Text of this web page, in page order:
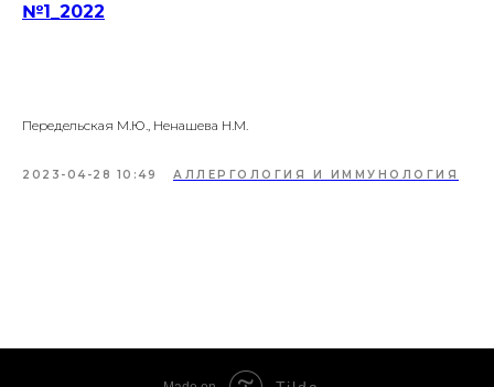
№1_2022
Передельская М.Ю., Ненашева Н.М.
2023-04-28 10:49 АЛЛЕРГОЛОГИЯ И ИММУНОЛОГИЯ